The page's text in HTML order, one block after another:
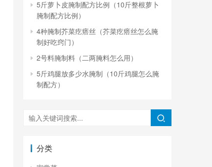
5斤萝卜皮腌制配方比例（10斤整根萝卜
腌制配方比例）
4种腌制芥菜疙瘩丝（芥菜疙瘩丝怎么腌
制好吃窍门）
2号料腌制料（二两腌料怎么用）
5斤鸡腿放多少水腌制（10斤鸡腿怎么腌
制配方）
分类